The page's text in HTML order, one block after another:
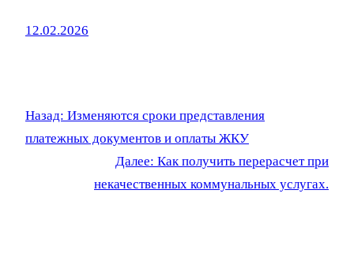
12.02.2026
Назад: Изменяются сроки представления
платежных документов и оплаты ЖКУ
Далее: Как получить перерасчет при
некачественных коммунальных услугах.